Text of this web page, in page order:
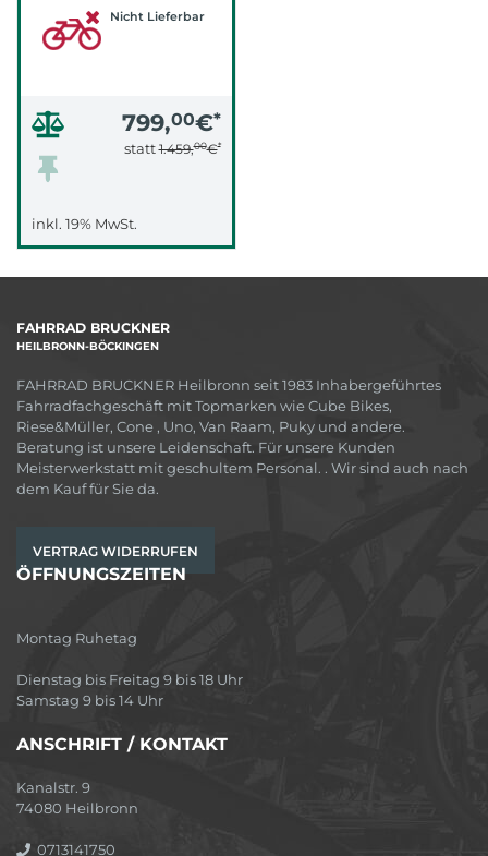
(SCHWARZMATT)
Nicht Lieferbar
799,00€*
statt1.459,00€*
inkl. 19% MwSt.
FAHRRAD BRUCKNER
HEILBRONN-BÖCKINGEN
FAHRRAD BRUCKNER Heilbronn seit 1983 Inhabergeführtes
Fahrradfachgeschäft mit Topmarken wie Cube Bikes,
Riese&Müller, Cone , Uno, Van Raam, Puky und andere.
Beratung ist unsere Leidenschaft. Für unsere Kunden
Meisterwerkstatt mit geschultem Personal. . Wir sind auch nach
dem Kauf für Sie da.
VERTRAG WIDERRUFEN
ÖFFNUNGSZEITEN
Montag Ruhetag
Dienstag bis Freitag 9 bis 18 Uhr
Samstag 9 bis 14 Uhr
ANSCHRIFT / KONTAKT
Kanalstr. 9
74080 Heilbronn
0713141750